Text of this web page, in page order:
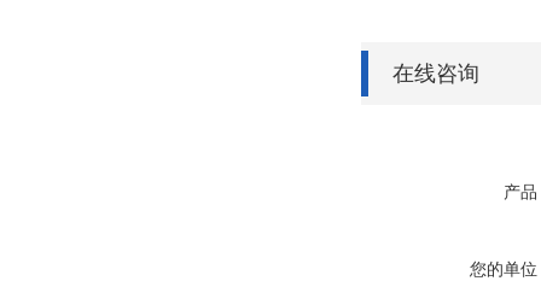
在线咨询
产品
您的单位